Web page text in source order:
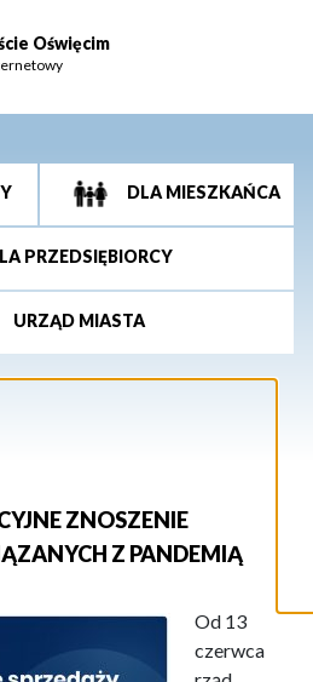
Oświęcim
DLA MIESZKAŃCA
PRZEDSIĘBIORCY
URZĄD MIASTA
ZNOSZENIE
Z PANDEMIĄ
Od 13
czerwca